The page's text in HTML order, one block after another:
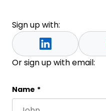
Sign up with:
Or sign up with email:
Instagram
Name *